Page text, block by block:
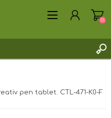
(0)
pen tablet. CTL-471-K0-F